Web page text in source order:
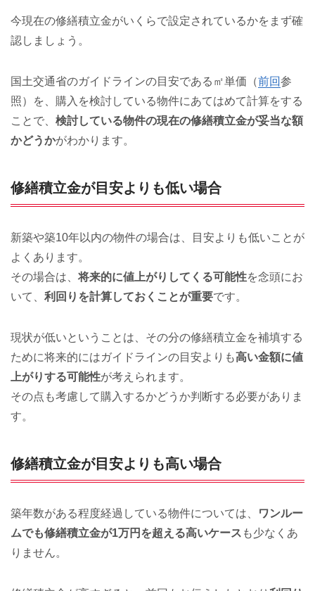
今現在の修繕積立金がいくらで設定されているかをまず確
認しましょう。
国土交通省のガイドラインの目安である㎡単価（前回参
照）を、購入を検討している物件にあてはめて計算をする
ことで、 検討している物件の現在の修繕積立金が妥当な額
かどうかがわかります。
修繕積立金が目安よりも低い場合
新築や築10年以内の物件の場合は、目安よりも低いことが
よくあります。
その場合は、将来的に値上がりしてくる可能性を念頭にお
いて、 利回りを計算しておくことが重要です。
現状が低いということは、その分の修繕積立金を補填する
ために将来的にはガイドラインの目安よりも高い金額に値
上がりする可能性が考えられます。
その点も考慮して購入するかどうか判断する必要がありま
す。
修繕積立金が目安よりも高い場合
築年数がある程度経過している物件については、
ワンルー
ムでも修繕積立金が1万円を超える高いケース も少なくあ
りません。